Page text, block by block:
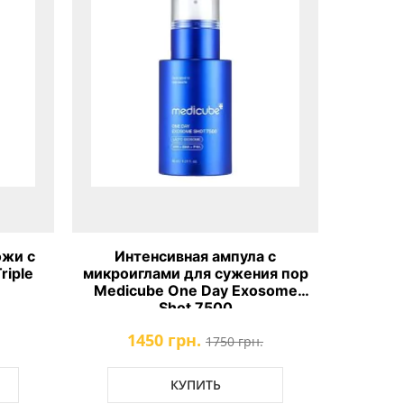
с
Интенсивная ампула с
микроиглами для сужения пор
Medicube One Day Exosome
Shot 7500
1450 грн. 1750 грн.
КУПИТЬ